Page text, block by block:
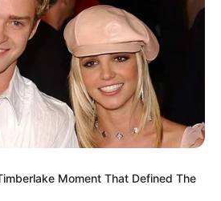
മികവ് ഒസ്‌കര്‍ വേദിയിലും
പ്രതീക്ഷിച്ചവര്‍ക്ക്
മികച്ച സംവിധായകന്‍, നടന്‍,
പുരസ്‌കാരങ്ങള്‍ മാത്രമേ
കഴിഞ്ഞുളളു. അവസാനം വരെ
ശേഷമാണ് മികച്ച ചിത്രമായി
സ്‌പോട്ട് ലൈറ്റ്
Moment That Defined The